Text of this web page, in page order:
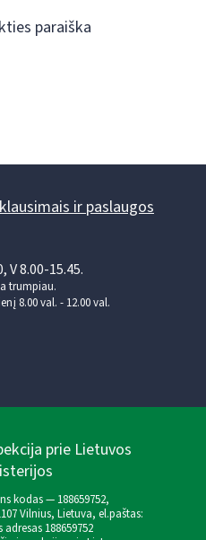
paraiška
ir paslaugos
V 8.00-15.45.
trumpiau.
8.00 val. - 12.00 val.
prie Lietuvos
kodas — 188659752,
Vilnius, Lietuva, el.paštas:
188659752